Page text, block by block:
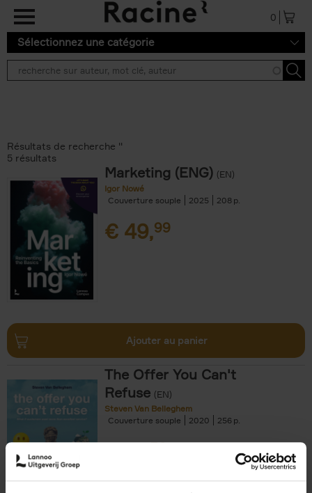
Aller au contenu principal
0
Sélectionnez une catégorie
Résultats de recherche ''
5 résultats
Marketing (ENG) (EN)
Igor Nowé
Couverture souple
2025 208
€ 49,99
Ajouter au panier
The Offer You Can't
Refuse (EN)
Steven Van Belleghem
Couverture souple
2020 256
€37,50